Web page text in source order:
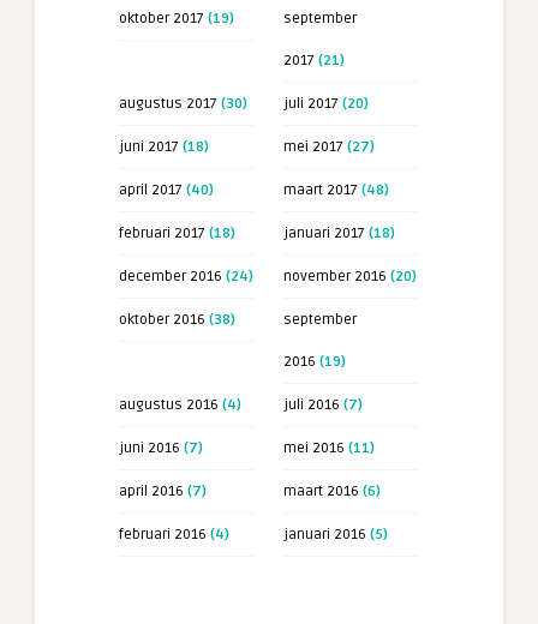
oktober 2017 (19) september
2017 (21)
augustus 2017 (30) juli 2017 (20)
juni 2017 (18) mei 2017 (27)
april 2017 (40) maart 2017 (48)
februari 2017 (18) januari 2017 (18)
december 2016 (24) november 2016 (20)
oktober 2016 (38) september
2016 (19)
augustus 2016 (4) juli 2016 (7)
juni 2016 (7) mei 2016 (11)
april 2016 (7) maart 2016 (6)
februari 2016 (4) januari 2016 (5)